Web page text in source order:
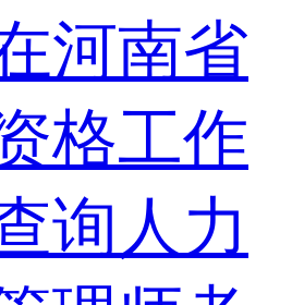
河南省
格工作
询人力